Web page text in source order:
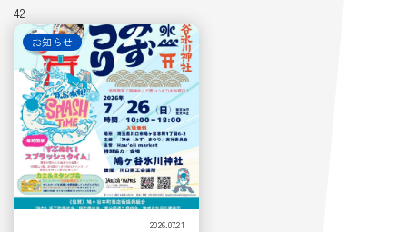
42
お知らせ
2026.07.21